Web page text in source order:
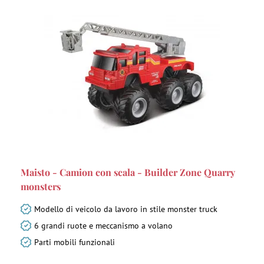
Maisto - Camion con scala - Builder Zone Quarry
monsters
Modello di veicolo da lavoro in stile monster truck
6 grandi ruote e meccanismo a volano
Parti mobili funzionali